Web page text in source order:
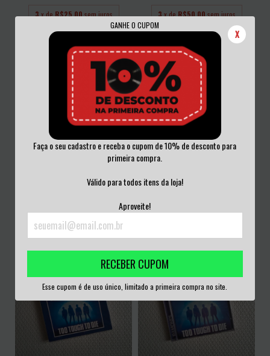
GANHE O CUPOM
X
Faça o seu cadastro e receba o cupom de 10% de desconto para
primeira compra.
Válido para todos itens da loja!
Aproveite!
RECEBER CUPOM
Esse cupom é de uso único, limitado a primeira compra no site.
3x deR$25,00sem juros 3x deR$50,00sem juros
CD ITALIA...
EXPANDED &...